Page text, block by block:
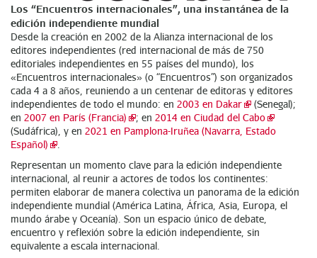
Los “Encuentros internacionales”, una instantánea de la
edición independiente mundial
Desde la creación en 2002 de la Alianza internacional de los
editores independientes (red internacional de más de 750
editoriales independientes en 55 países del mundo), los
«Encuentros internacionales» (o “Encuentros”) son organizados
cada 4 a 8 años, reuniendo a un centenar de editoras y editores
independientes de todo el mundo: en 2003 en Dakar
(Senegal);
en 2007 en París (Francia) ; en 2014 en Ciudad del Cabo
(Sudáfrica), y en 2021 en Pamplona-Iruñea (Navarra, Estado
Español)
Representan un momento clave para la edición independiente
internacional, al reunir a actores de todos los continentes:
permiten elaborar de manera colectiva un panorama de la edición
independiente mundial (América Latina, África, Asia, Europa, el
mundo árabe y Oceanía). Son un espacio único de debate,
encuentro y reflexión sobre la edición independiente, sin
equivalente a escala internacional.